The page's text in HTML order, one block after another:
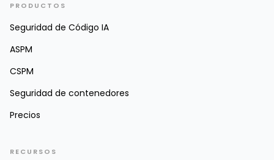
PRODUCTOS
Seguridad de Código IA
ASPM
CSPM
Seguridad de contenedores
Precios
RECURSOS